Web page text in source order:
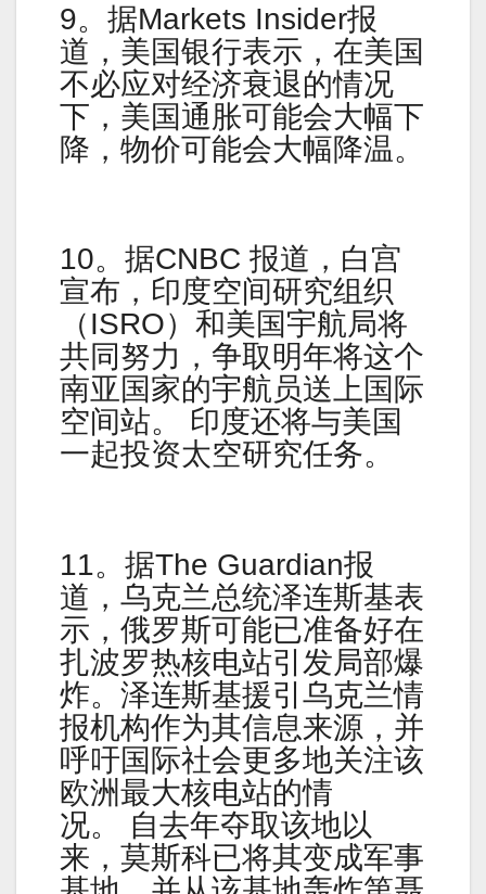
9。据Markets Insider报
道，美国银行表示，在美国
不必应对经济衰退的情况
下，美国通胀可能会大幅下
降，物价可能会大幅降温。
10。据CNBC 报道，白宫
宣布，印度空间研究组织
（ISRO）和美国宇航局将
共同努力，争取明年将这个
南亚国家的宇航员送上国际
空间站。 印度还将与美国
一起投资太空研究任务。
11。据The Guardian报
道，乌克兰总统泽连斯基表
示，俄罗斯可能已准备好在
扎波罗热核电站引发局部爆
炸。泽连斯基援引乌克兰情
报机构作为其信息来源，并
呼吁国际社会更多地关注该
欧洲最大核电站的情
况。 自去年夺取该地以
来，莫斯科已将其变成军事